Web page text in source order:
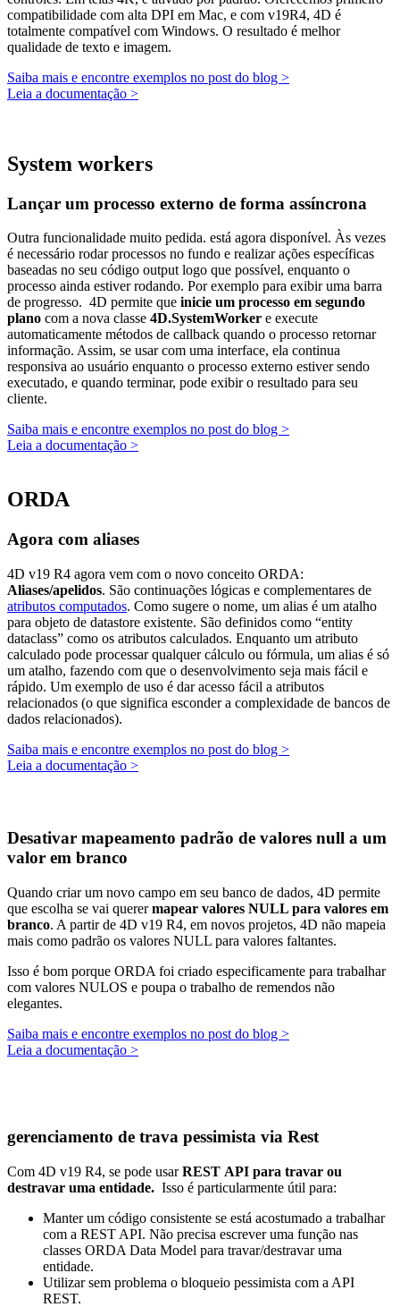
compatibilidade com alta DPI em Mac, e com v19R4, 4D é
totalmente compatível com Windows. O resultado é melhor
qualidade de texto e imagem.
Saiba mais e encontre exemplos no post do blog >
Leia a documentação >
System workers
Lançar um processo externo de forma assíncrona
Outra funcionalidade muito pedida. está agora disponível. Às vezes
é necessário rodar processos no fundo e realizar ações específicas
baseadas no seu código output logo que possível, enquanto o
processo ainda estiver rodando. Por exemplo para exibir uma barra
de progresso. 4D permite que inicie um processo em segundo
plano com a nova classe 4D.SystemWorker e execute
automaticamente métodos de callback quando o processo retornar
informação. Assim, se usar com uma interface, ela continua
responsiva ao usuário enquanto o processo externo estiver sendo
executado, e quando terminar, pode exibir o resultado para seu
cliente.
Saiba mais e encontre exemplos no post do blog >
Leia a documentação >
ORDA
Agora com aliases
4D v19 R4 agora vem com o novo conceito ORDA:
Aliases/apelidos. São continuações lógicas e complementares de
atributos computados. Como sugere o nome, um alias é um atalho
para objeto de datastore existente. São definidos como “entity
dataclass” como os atributos calculados. Enquanto um atributo
calculado pode processar qualquer cálculo ou fórmula, um alias é só
um atalho, fazendo com que o desenvolvimento seja mais fácil e
rápido. Um exemplo de uso é dar acesso fácil a atributos
relacionados (o que significa esconder a complexidade de bancos de
dados relacionados).
Saiba mais e encontre exemplos no post do blog >
Leia a documentação >
Desativar mapeamento padrão de valores null a um
valor em branco
Quando criar um novo campo em seu banco de dados, 4D permite
que escolha se vai querermapear valores NULL para valores em
branco. A partir de 4D v19 R4, em novos projetos, 4D não mapeia
mais como padrão os valores NULL para valores faltantes.
Isso é bom porque ORDA foi criado especificamente para trabalhar
com valores NULOS e poupa o trabalho de remendos não
elegantes.
Saiba mais e encontre exemplos no post do blog >
Leia a documentação >
gerenciamento de trava pessimista via Rest
Com 4D v19 R4, se pode usarREST API para travar ou
destravar uma entidade. Isso é particularmente útil para:
Manter um código consistente se está acostumado a trabalhar
com a REST API. Não precisa escrever uma função nas
classes ORDA Data Model para travar/destravar uma
entidade.
Utilizar sem problema o bloqueio pessimista com a API
REST.